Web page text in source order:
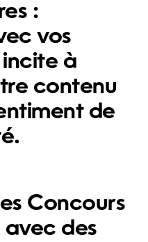
:
vos
incite à
contenu
de
Concours
des